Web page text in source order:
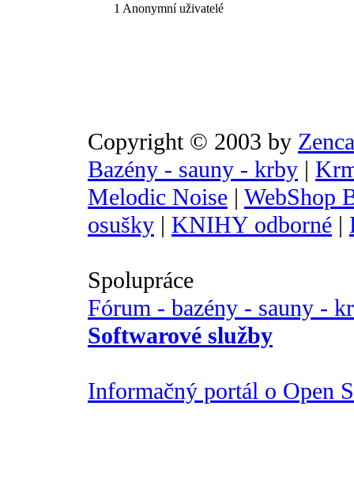
1 Anonymní uživatelé
Copyright © 2003 by
Bazény - sauny - krby |
Melodic Noise | WebShop
osušky | KNIHY odborné |
Spolupráce
Fórum - bazény - sauny -
Softwarové služby
Informačný portál o Open